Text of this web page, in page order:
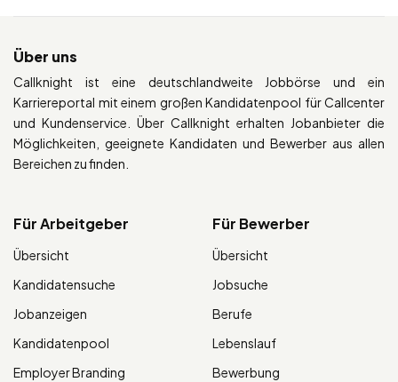
Über uns
Callknight ist eine deutschlandweite Jobbörse und ein
Karriereportal mit einem großen Kandidatenpool für Callcenter
und Kundenservice. Über Callknight erhalten Jobanbieter die
Möglichkeiten, geeignete Kandidaten und Bewerber aus allen
Bereichen zu finden.
Für Arbeitgeber
Übersicht
Kandidatensuche
Jobanzeigen
Kandidatenpool
Employer Branding
Für Bewerber
Übersicht
Jobsuche
Berufe
Lebenslauf
Bewerbung